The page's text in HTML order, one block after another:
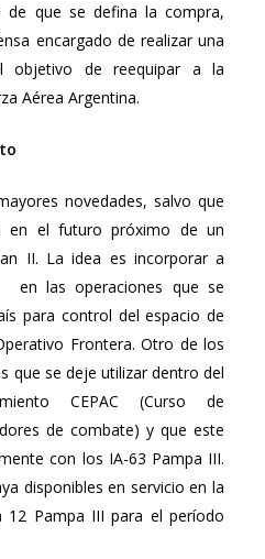
de que se defina la compra,
encargado de realizar una
objetivo de reequipar a la
Aérea Argentina.
novedades, salvo que
en el futuro próximo de un
II. La idea es incorporar a
en las operaciones que se
para control del espacio de
Frontera. Otro de los
que se deje utilizar dentro del
CEPAC (Curso de
de combate) y que este
con los IA-63 Pampa III.
disponibles en servicio en la
12 Pampa III para el período